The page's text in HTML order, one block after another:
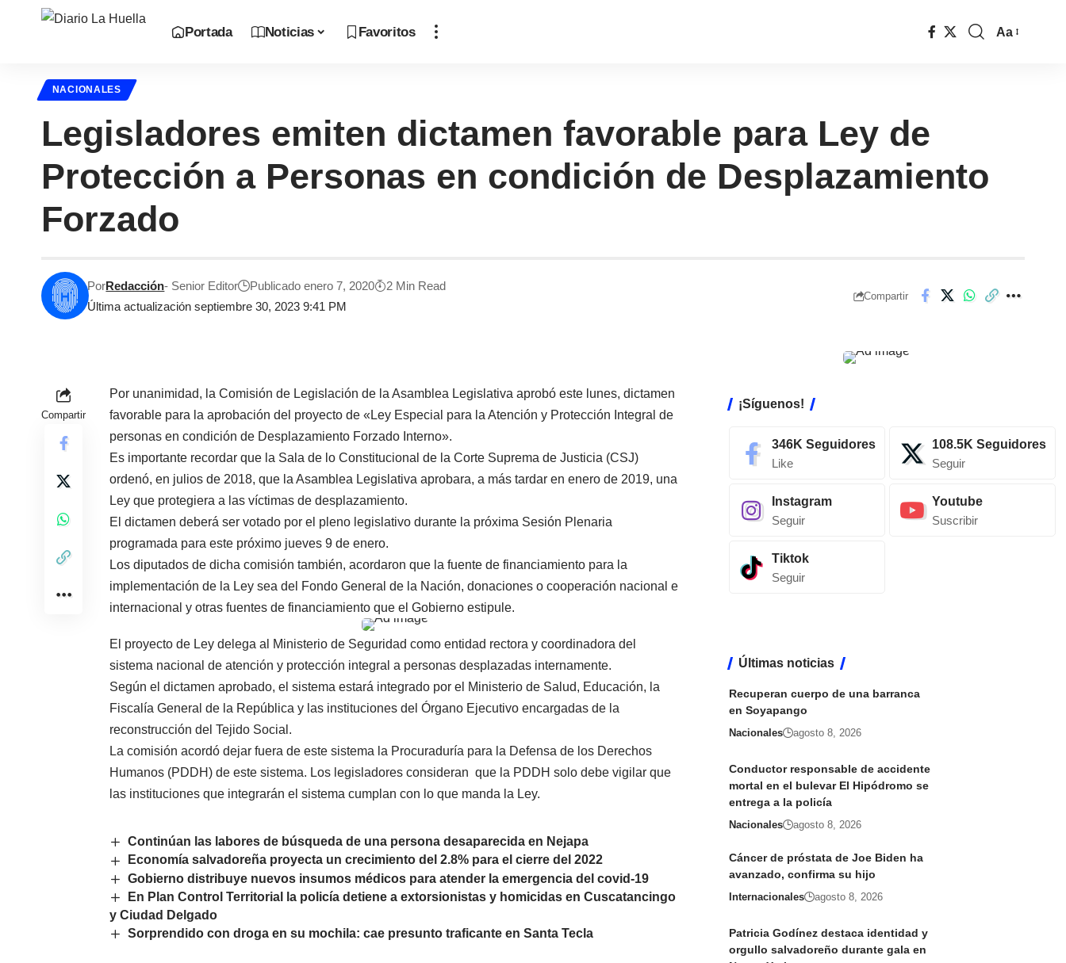
Portada Noticias Favoritos Aa
NACIONALES
Legisladores emiten dictamen favorable para Ley de
Protección a Personas en condición de Desplazamiento
Forzado
Última actualización septiembre 30, 2023 9:41 PM
PorRedacción- Senior Editor Publicado enero 7, 2020 2 Min Read
Compartir
Compartir
Por unanimidad, la Comisión de Legislación de la Asamblea Legislativa aprobó este lunes, dictamen
favorable para la aprobación del proyecto de «Ley Especial para la Atención y Protección Integral de
personas en condición de Desplazamiento Forzado Interno».
Es importante recordar que la Sala de lo Constitucional de la Corte Suprema de Justicia (CSJ)
ordenó, en julios de 2018, que la Asamblea Legislativa aprobara, a más tardar en enero de 2019, una
Ley que protegiera a las víctimas de desplazamiento.
El dictamen deberá ser votado por el pleno legislativo durante la próxima Sesión Plenaria
programada para este próximo jueves 9 de enero.
Los diputados de dicha comisión también, acordaron que la fuente de financiamiento para la
implementación de la Ley sea del Fondo General de la Nación, donaciones o cooperación nacional e
internacional y otras fuentes de financiamiento que el Gobierno estipule.
El proyecto de Ley delega al Ministerio de Seguridad como entidad rectora y coordinadora del
sistema nacional de atención y protección integral a personas desplazadas internamente.
Según el dictamen aprobado, el sistema estará integrado por el Ministerio de Salud, Educación, la
Fiscalía General de la República y las instituciones del Órgano Ejecutivo encargadas de la
reconstrucción del Tejido Social.
La comisión acordó dejar fuera de este sistema la Procuraduría para la Defensa de los Derechos
Humanos (PDDH) de este sistema. Los legisladores consideran que la PDDH solo debe vigilar que
las instituciones que integrarán el sistema cumplan con lo que manda la Ley.
Continúan las labores de búsqueda de una persona desaparecida en Nejapa
Economía salvadoreña proyecta un crecimiento del 2.8% para el cierre del 2022
Gobierno distribuye nuevos insumos médicos para atender la emergencia del covid-19
En Plan Control Territorial la policía detiene a extorsionistas y homicidas en Cuscatancingo
y Ciudad Delgado
Sorprendido con droga en su mochila: cae presunto traficante en Santa Tecla
¡Síguenos!
346K Seguidores
Like
108.5K Seguidores
Seguir
Instagram
Seguir
Youtube
Suscribir
Tiktok
Seguir
Últimas noticias
Recuperan cuerpo de una barranca
en Soyapango
Nacionales agosto 8, 2026
Conductor responsable de accidente
mortal en el bulevar El Hipódromo se
entrega a la policía
Nacionales agosto 8, 2026
Cáncer de próstata de Joe Biden ha
avanzado, confirma su hijo
Internacionales agosto 8, 2026
Patricia Godínez destaca identidad y
orgullo salvadoreño durante gala en